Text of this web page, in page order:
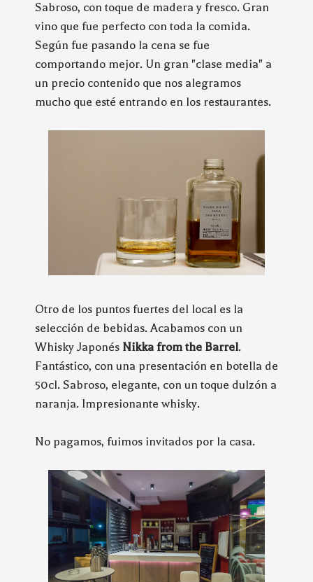
Sabroso, con toque de madera y fresco. Gran
vino que fue perfecto con toda la comida.
Según fue pasando la cena se fue
comportando mejor. Un gran "clase media" a
un precio contenido que nos alegramos
mucho que esté entrando en los restaurantes.
Otro de los puntos fuertes del local es la
selección de bebidas. Acabamos con un
Whisky Japonés Nikka from the Barrel.
Fantástico, con una presentación en botella de
50cl. Sabroso, elegante, con un toque dulzón a
naranja. Impresionante whisky.
No pagamos, fuimos invitados por la casa.